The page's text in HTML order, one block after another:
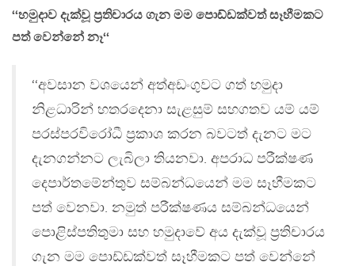
‘‘හමුදාව දැක්වූ ප්‍රතිචාරය ගැන මම පොඩ්ඩක්වත් සෑහීමකට
පත් වෙන්නේ නෑ‘‘
‘‘අවසාන වශයෙන් අත්අඩංගුවට ගත් හමුදා
නිළධාරින් හතරදෙනා සැළසුම් සහගතව යම් යම්
පරස්පරවිරෝධී ප්‍රකාශ කරන බවටත් දැනට මට
දැනගන්නට ලැබිලා තියනවා. අපරාධ පරීක්ෂණ
දෙපාර්තමේන්තුව සම්බන්ධයෙන් මම සෑහීමකට
පත් වෙනවා. නමුත් පරීක්ෂණය සම්බන්ධයෙන්
පොළිස්පතිතුමා සහ හමුදාවේ අය දැක්වූ ප්‍රතිචාරය
ගැන මම පොඩ්ඩක්වත් සෑහීමකට පත් වෙන්නේ